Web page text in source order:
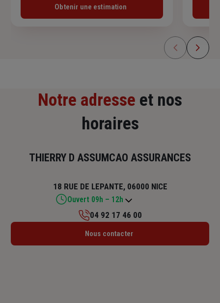
Obtenir une estimation
Notre adresse et nos
horaires
THIERRY D ASSUMCAO ASSURANCES
18 RUE DE LEPANTE, 06000 NICE
Ouvert 09h – 12h
Lundi : 09h – 12h / 14h – 18h
04 92 17 46 00
Nous contacter